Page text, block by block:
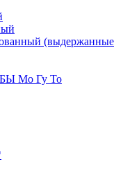
(выдержанные
Мо Гу То